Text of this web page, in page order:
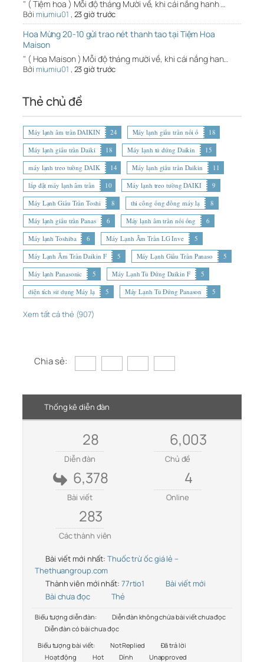
" ( Tiệm hoa ) Mỗi độ tháng Mười về, khi cái nắng hanh …
Bởi miumiu01 , 23 giờ trước
Hoa Mừng 20-10 gửi trao nét thanh tao tại Tiệm Hoa
Maison
" ( Hoa Maison ) Mỗi độ tháng mười về, khi cái nắng han…
Bởi miumiu01 , 23 giờ trước
Thẻ chủ đề
Máy lạnh âm trần DAIKIN 24 Máy lạnh giấu trần nối ố
18
Máy lạnh giấu trần Daiki
18 Máy lạnh tủ đứng Daikin
15
máy lạnh treo tường DAIK
14 Máy lạnh giấu trần Daikin
11
lắp đặt máy lạnh âm trần
10 Máy lạnh treo tường DAIKI
9
Máy Lạnh Giấu Trần Toshi
8 thi công ống đồng máy lạ
8
Máy lạnh giấu trần Panas
6 Máy lạnh âm trần nối ống
6
Máy lạnh Toshiba
6 Máy Lạnh Âm Trần LG Inve
5
Máy Lạnh Âm Trần Daikin F
5 Máy Lạnh Giấu Trần Panaso
5
Máy lạnh Panasonic
5 Máy Lạnh Tủ Đứng Daikin F
5
diện tích sử dụng Máy lạ
5 Máy Lạnh Tủ Đứng Panason 5
Xem tất cả thẻ (907)
Chia sẻ:
Thống kê diễn đàn
28
Diễn đàn
6,003
Chủ đề
6,378
Bài viết
4
Online
283
Các thành viên
Bài viết mới nhất: Thuốc trừ ốc giá lẻ –
Thethuangroup.com
Thành viên mới nhất: 77rtio1
Bài viết mới
Bài chưa đọc
Thẻ
Biểu tượng diễn đàn:
Diễn đàn không chứa bài viết chưa đọc
Diễn đàn có bài chưa đọc
Biểu tượng bài viết:
Not Replied
Đã trả lời
Hoạt động
Hot Dính Unapproved